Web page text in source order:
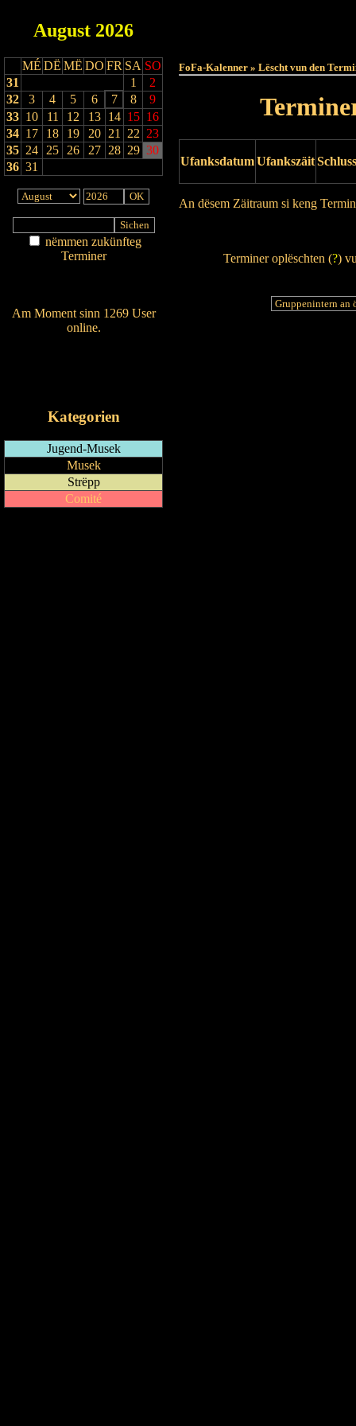
August 2026
MÉ DË MË DO FR SA SO
31
1
2
32
3 4 5 6 7 8
9
33 10 11 12 13 14 15 16
34 17 18 19 20 21 22 23
35 24 25 26 27 28 29 30
36 31
nëmmen zukünfteg
Terminer
Am Moment sinn 1269 User
online.
Kategorien
Jugend-Musek
Musek
Strëpp
Comité
FoFa-Kalenner » Lëscht vun den
UfanksdatumUfankszäit
An dësem Zäitraum si keng
Terminer oplëschten (?)